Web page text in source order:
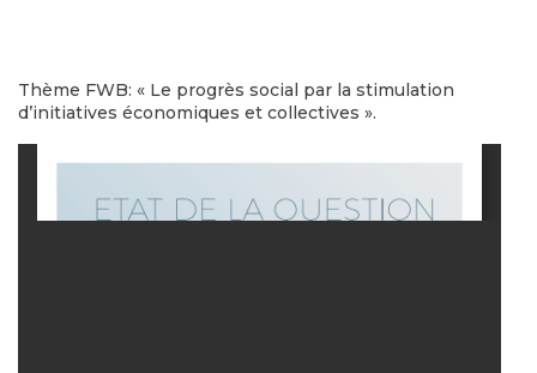
Thème FWB: « Le progrès social par la stimulation
d’initiatives économiques et collectives ».